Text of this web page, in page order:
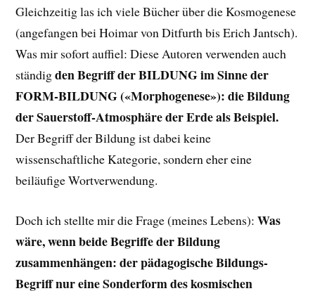
Gleichzeitig las ich viele Bücher über die Kosmogenese
(angefangen bei Hoimar von Ditfurth bis Erich Jantsch).
Was mir sofort auffiel: Diese Autoren verwenden auch
ständigden Begriff der BILDUNG im Sinne der
FORM-BILDUNG («Morphogenese»): die Bildung
der Sauerstoff-Atmosphäre der Erde als Beispiel.
Der Begriff der Bildung ist dabei keine
wissenschaftliche Kategorie, sondern eher eine
beiläufige Wortverwendung.
Doch ich stellte mir die Frage (meines Lebens):Was
wäre, wenn beide Begriffe der Bildung
zusammenhängen: der pädagogische Bildungs-
Begriff nur eine Sonderform des kosmischen